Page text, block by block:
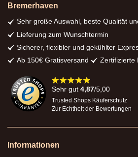
Bremerhaven
Sehr große Auswahl, beste Qualität
Lieferung zum Wunschtermin
Sicherer, flexibler und gekühlter
Ab 150€ Gratisversand
Zertifizierte
98%
Sehr gut 4,87/5,00
Trusted Shops Käuferschutz
Zur Echtheit der Bewertungen
Informationen